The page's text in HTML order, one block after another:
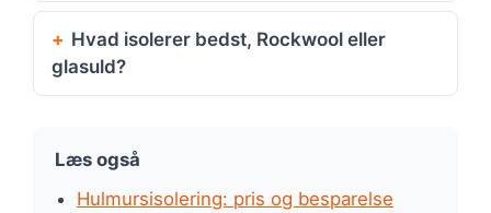
Hvad isolerer bedst, Rockwool eller
glasuld?
Læs også
Hulmursisolering: pris og besparelse